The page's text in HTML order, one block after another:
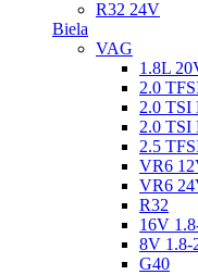
R32 24V
Biela
VAG
1.8L
2.0
2.0 TSI
2.0 TSI
2.5
VR6
VR6
R32
16V
8V 1.8-
G40